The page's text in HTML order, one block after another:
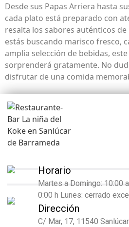
Desde sus Papas Arriera hasta
cada plato está preparado con
resalta los sabores auténticos de
estás buscando marisco fresco,
amplia selección de bebidas,
sorprenderá gratamente. No
disfrutar de una comida
Horario
Martes a Domingo: 10:00
0:00 h Lunes: cerrado
Dirección
C/ Mar, 17, 11540